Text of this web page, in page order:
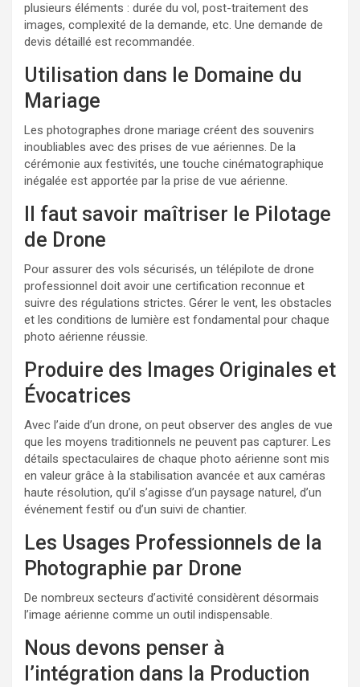
plusieurs éléments : durée du vol, post-traitement des
images, complexité de la demande, etc. Une demande de
devis détaillé est recommandée.
Utilisation dans le Domaine du
Mariage
Les photographes drone mariage créent des souvenirs
inoubliables avec des prises de vue aériennes. De la
cérémonie aux festivités, une touche cinématographique
inégalée est apportée par la prise de vue aérienne.
Il faut savoir maîtriser le Pilotage
de Drone
Pour assurer des vols sécurisés, un télépilote de drone
professionnel doit avoir une certification reconnue et
suivre des régulations strictes. Gérer le vent, les obstacles
et les conditions de lumière est fondamental pour chaque
photo aérienne réussie.
Produire des Images Originales et
Évocatrices
Avec l’aide d’un drone, on peut observer des angles de vue
que les moyens traditionnels ne peuvent pas capturer. Les
détails spectaculaires de chaque photo aérienne sont mis
en valeur grâce à la stabilisation avancée et aux caméras
haute résolution, qu’il s’agisse d’un paysage naturel, d’un
événement festif ou d’un suivi de chantier.
Les Usages Professionnels de la
Photographie par Drone
De nombreux secteurs d’activité considèrent désormais
l’image aérienne comme un outil indispensable.
Nous devons penser à
l’intégration dans la Production